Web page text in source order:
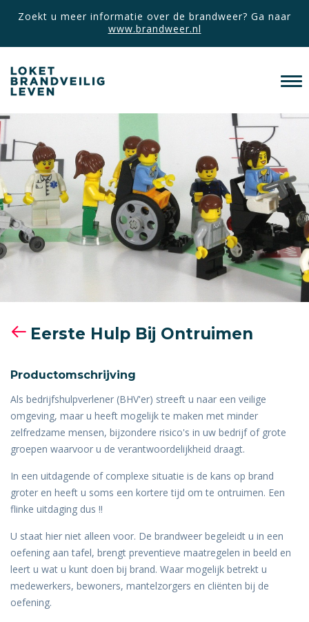
Zoekt u meer informatie over de brandweer? Ga naar
www.brandweer.nl
Eerste Hulp Bij Ontruimen
Productomschrijving
Als bedrijfshulpverlener (BHV'er) streeft u naar een veilige
omgeving, maar u heeft mogelijk te maken met minder
zelfredzame mensen, bijzondere risico's in uw bedrijf of grote
groepen waarvoor u de verantwoordelijkheid draagt.
In een uitdagende of complexe situatie is de kans op brand
groter en heeft u soms een kortere tijd om te ontruimen. Een
flinke uitdaging dus !!
U staat hier niet alleen voor. De brandweer begeleidt u in een
oefening aan tafel, brengt preventieve maatregelen in beeld en
leert u wat u kunt doen bij brand. Waar mogelijk betrekt u
medewerkers, bewoners, mantelzorgers en cliënten bij de
oefening.